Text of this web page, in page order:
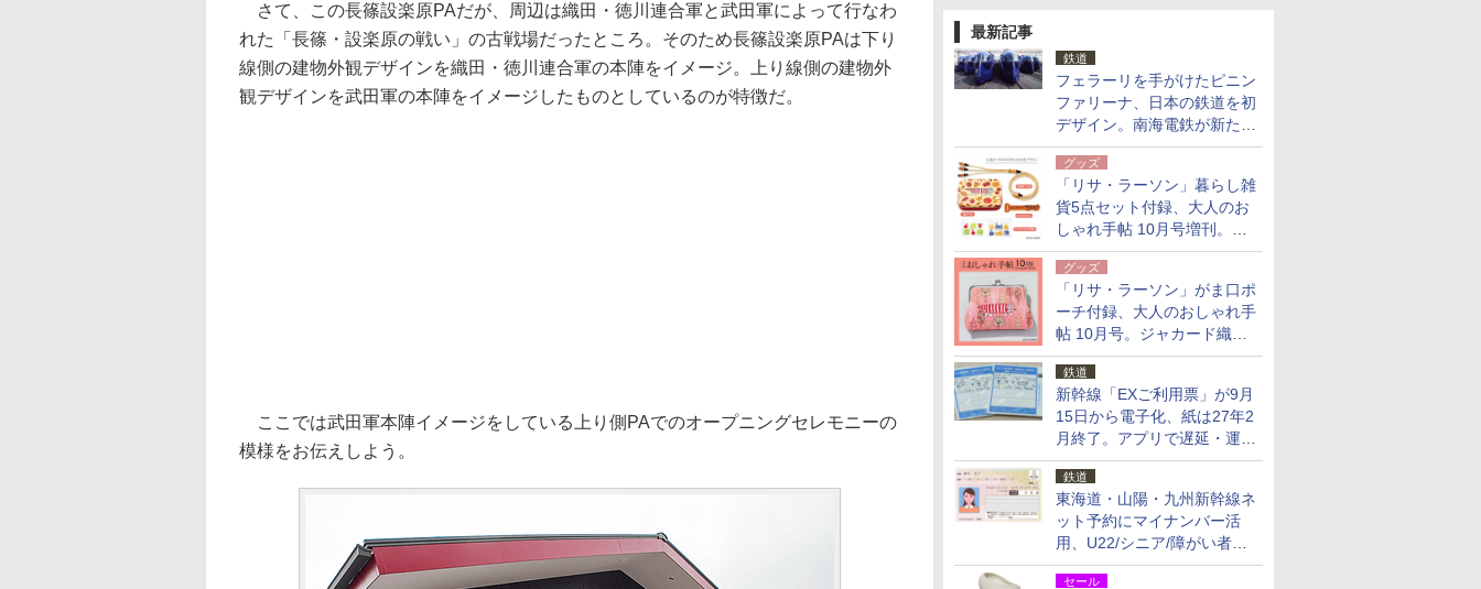
最新記事
鉄道
フェラーリを手がけたピニン
ファリーナ、日本の鉄道を初
デザイン。南海電鉄が新たな
「空港特急」をなにわ筋線へ
導入
グッズ
「リサ・ラーソン」暮らし雑
貨5点セット付録、大人のお
しゃれ手帖 10月号増刊。
USBケーブルや缶ケースなど
グッズ
「リサ・ラーソン」がま口ポ
ーチ付録、大人のおしゃれ手
帖 10月号。ジャカード織の
北欧猫デザイン
鉄道
新幹線「EXご利用票」が9月
15日から電子化、紙は27年2
月終了。アプリで遅延・運休
も確認可能に
鉄道
東海道・山陽・九州新幹線ネ
ット予約にマイナンバー活
用、U22/シニア/障がい者割
を9月15日から発売
セール
さて、この長篠設楽原PAだが、周辺は織田・徳川連合軍と武田軍によって行なわ
れた「長篠・設楽原の戦い」の古戦場だったところ。そのため長篠設楽原PAは下り
線側の建物外観デザインを織田・徳川連合軍の本陣をイメージ。上り線側の建物外
観デザインを武田軍の本陣をイメージしたものとしているのが特徴だ。
ここでは武田軍本陣イメージをしている上り側PAでのオープニングセレモニーの
模様をお伝えしよう。